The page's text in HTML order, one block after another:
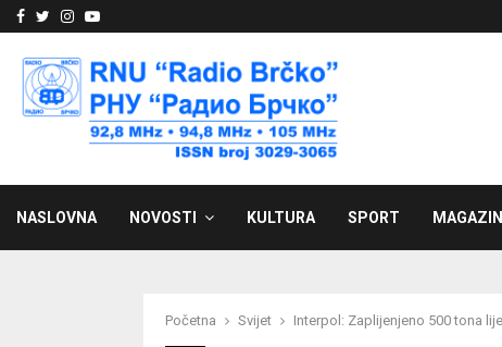
Facebook
Twitter
Instagram
Youtube
NASLOVNA NOVOSTI KULTURA SPORT MAGAZIN
Početna Svijet Interpol: Zaplijenjeno 500 tona